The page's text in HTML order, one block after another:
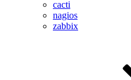
cacti
nagios
zabbix